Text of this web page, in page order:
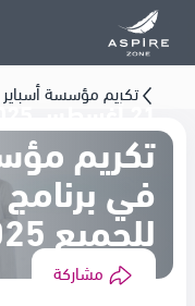
تكريم مؤسسة
2025
21 أغسطس 2025 - الاعمال
تكريم
في
للجميع 2025
مشاركة